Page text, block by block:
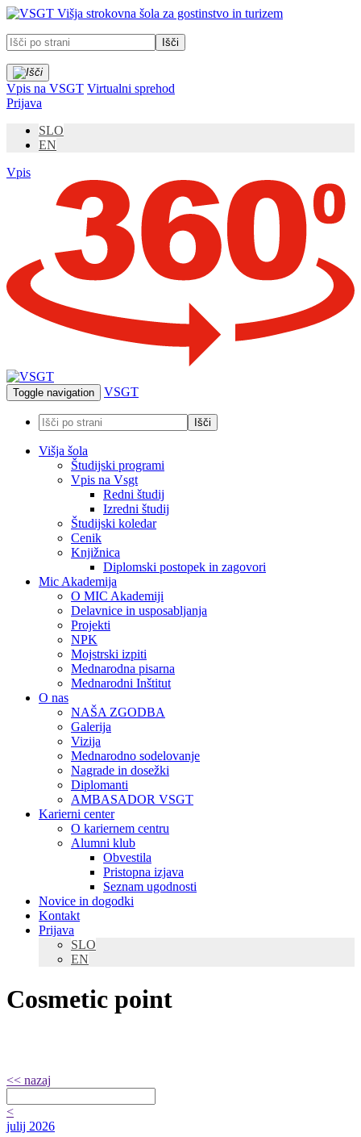
Prosimo,
upoštevajte:
To
spletno
mesto
vključuje
sistem
dostopnosti.
Višja strokovna šola za gostinstvo in turizem
Vpis na VSGT Virtualni sprehod
Prijava
SLO
EN
Vpis
Toggle navigation VSGT
Višja šola
Študijski programi
Vpis na Vsgt
Redni študij
Izredni študij
Študijski koledar
Cenik
Knjižnica
Diplomski postopek in zagovori
Mic Akademija
O MIC Akademiji
Delavnice in usposabljanja
Projekti
NPK
Mojstrski izpiti
Mednarodna pisarna
Mednarodni Inštitut
O nas
NAŠA ZGODBA
Galerija
Vizija
Mednarodno sodelovanje
Nagrade in dosežki
Diplomanti
AMBASADOR VSGT
Karierni center
O kariernem centru
Alumni klub
Obvestila
Pristopna izjava
Seznam ugodnosti
Novice in dogodki
Kontakt
Prijava
SLO
EN
Cosmetic point
<< nazaj
<
julij 2026